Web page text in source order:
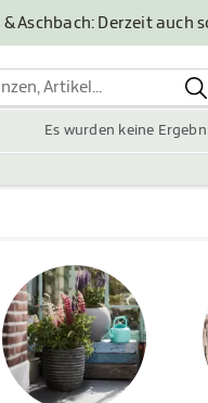
Aschbach: Derzeit auch
Es wurden keine